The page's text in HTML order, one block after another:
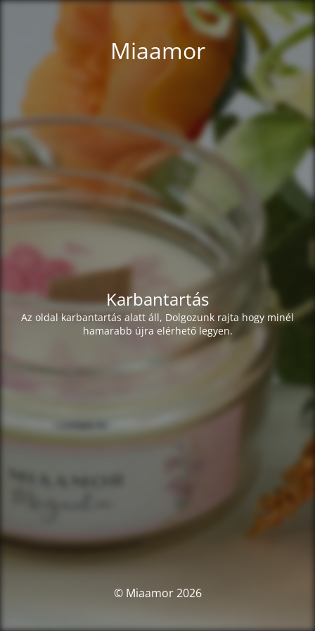
Miaamor
Karbantartás
Az oldal karbantartás alatt áll, Dolgozunk rajta hogy minél
hamarabb újra elérhető legyen.
© Miaamor 2026